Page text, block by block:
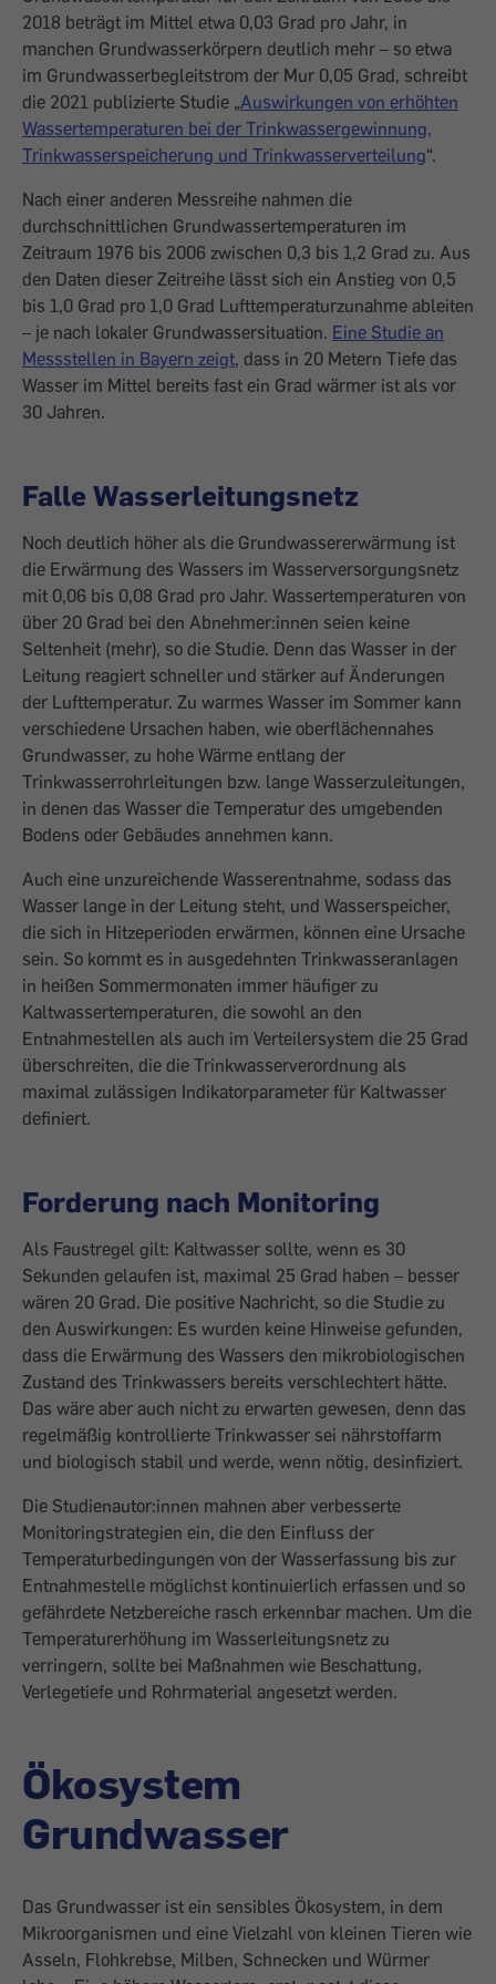
2018 beträgt im Mittel etwa 0,03 Grad pro Jahr, in
manchen Grundwasserkörpern deutlich mehr – so etwa
im Grundwasserbegleitstrom der Mur 0,05 Grad, schreibt
die 2021 publizierte Studie „Auswirkungen von erhöhten
Wassertemperaturen bei der Trinkwassergewinnung,
Trinkwasserspeicherung und Trinkwasserverteilung“.
Nach einer anderen Messreihe nahmen die
durchschnittlichen Grundwassertemperaturen im
Zeitraum 1976 bis 2006 zwischen 0,3 bis 1,2 Grad zu. Aus
den Daten dieser Zeitreihe lässt sich ein Anstieg von 0,5
bis 1,0 Grad pro 1,0 Grad Lufttemperaturzunahme ableiten
– je nach lokaler Grundwassersituation. Eine Studie an
Messstellen in Bayern zeigt, dass in 20 Metern Tiefe das
Wasser im Mittel bereits fast ein Grad wärmer ist als vor
30 Jahren.
Falle Wasserleitungsnetz
Noch deutlich höher als die Grundwassererwärmung ist
die Erwärmung des Wassers im Wasserversorgungsnetz
mit 0,06 bis 0,08 Grad pro Jahr. Wassertemperaturen von
über 20 Grad bei den Abnehmer:innen seien keine
Seltenheit (mehr), so die Studie. Denn das Wasser in der
Leitung reagiert schneller und stärker auf Änderungen
der Lufttemperatur. Zu warmes Wasser im Sommer kann
verschiedene Ursachen haben, wie oberflächennahes
Grundwasser, zu hohe Wärme entlang der
Trinkwasserrohrleitungen bzw. lange Wasserzuleitungen,
in denen das Wasser die Temperatur des umgebenden
Bodens oder Gebäudes annehmen kann.
Auch eine unzureichende Wasserentnahme, sodass das
Wasser lange in der Leitung steht, und Wasserspeicher,
die sich in Hitzeperioden erwärmen, können eine Ursache
sein. So kommt es in ausgedehnten Trinkwasseranlagen
in heißen Sommermonaten immer häufiger zu
Kaltwassertemperaturen, die sowohl an den
Entnahmestellen als auch im Verteilersystem die 25 Grad
überschreiten, die die Trinkwasserverordnung als
maximal zulässigen Indikatorparameter für Kaltwasser
definiert.
Forderung nach Monitoring
Als Faustregel gilt: Kaltwasser sollte, wenn es 30
Sekunden gelaufen ist, maximal 25 Grad haben – besser
wären 20 Grad. Die positive Nachricht, so die Studie zu
den Auswirkungen: Es wurden keine Hinweise gefunden,
dass die Erwärmung des Wassers den mikrobiologischen
Zustand des Trinkwassers bereits verschlechtert hätte.
Das wäre aber auch nicht zu erwarten gewesen, denn das
regelmäßig kontrollierte Trinkwasser sei nährstoffarm
und biologisch stabil und werde, wenn nötig, desinfiziert.
Die Studienautor:innen mahnen aber verbesserte
Monitoringstrategien ein, die den Einfluss der
Temperaturbedingungen von der Wasserfassung bis zur
Entnahmestelle möglichst kontinuierlich erfassen und so
gefährdete Netzbereiche rasch erkennbar machen. Um die
Temperaturerhöhung im Wasserleitungsnetz zu
verringern, sollte bei Maßnahmen wie Beschattung,
Verlegetiefe und Rohrmaterial angesetzt werden.
Ökosystem
Grundwasser
Das Grundwasser ist ein sensibles Ökosystem, in dem
Mikroorganismen und eine Vielzahl von kleinen Tieren wie
Asseln, Flohkrebse, Milben, Schnecken und Würmer